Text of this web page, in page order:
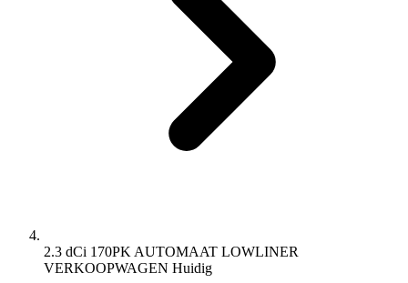
2.3 dCi 170PK AUTOMAAT LOWLINER
VERKOOPWAGEN Huidig